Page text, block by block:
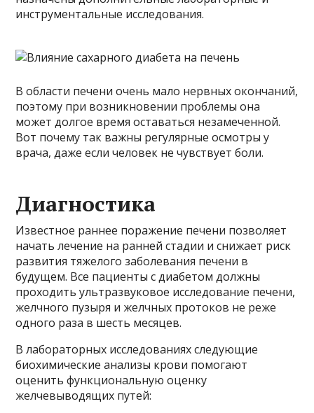
инструментальные исследования.
В области печени очень мало нервных окончаний,
поэтому при возникновении проблемы она
может долгое время оставаться незамеченной.
Вот почему так важны регулярные осмотры у
врача, даже если человек не чувствует боли.
Диагностика
Известное раннее поражение печени позволяет
начать лечение на ранней стадии и снижает риск
развития тяжелого заболевания печени в
будущем. Все пациенты с диабетом должны
проходить ультразвуковое исследование печени,
желчного пузыря и желчных протоков не реже
одного раза в шесть месяцев.
В лабораторных исследованиях следующие
биохимические анализы крови помогают
оценить функциональную оценку
желчевыводящих путей: